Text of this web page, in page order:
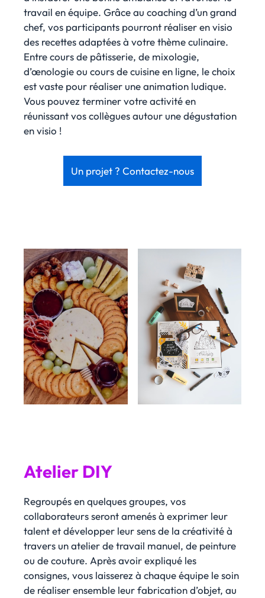
travail en équipe. Grâce au coaching d’un grand
chef, vos participants pourront réaliser en visio
des recettes adaptées à votre thème culinaire.
Entre cours de pâtisserie, de mixologie,
d’œnologie ou cours de cuisine en ligne, le choix
est vaste pour réaliser une animation ludique.
Vous pouvez terminer votre activité en
réunissant vos collègues autour une dégustation
en visio !
Un projet ? Contactez-nous
Atelier DIY
Regroupés en quelques groupes, vos
collaborateurs seront amenés à exprimer leur
talent et développer leur sens de la créativité à
travers un atelier de travail manuel, de peinture
ou de couture. Après avoir expliqué les
consignes, vous laisserez à chaque équipe le soin
de réaliser ensemble leur fabrication d’objet, au